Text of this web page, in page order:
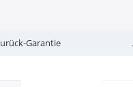
Garantie